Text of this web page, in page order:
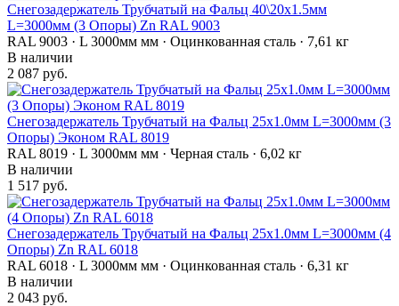
Снегозадержатель Трубчатый на Фальц 40\20х1.5мм
L=3000мм (3 Опоры) Zn RAL 9003
RAL 9003 · L 3000мм мм · Оцинкованная сталь · 7,61 кг
В наличии
2 087 руб.
Снегозадержатель Трубчатый на Фальц 25х1.0мм L=3000мм (3
Опоры) Эконом RAL 8019
RAL 8019 · L 3000мм мм · Черная сталь · 6,02 кг
В наличии
1 517 руб.
Снегозадержатель Трубчатый на Фальц 25х1.0мм L=3000мм (4
Опоры) Zn RAL 6018
RAL 6018 · L 3000мм мм · Оцинкованная сталь · 6,31 кг
В наличии
2 043 руб.